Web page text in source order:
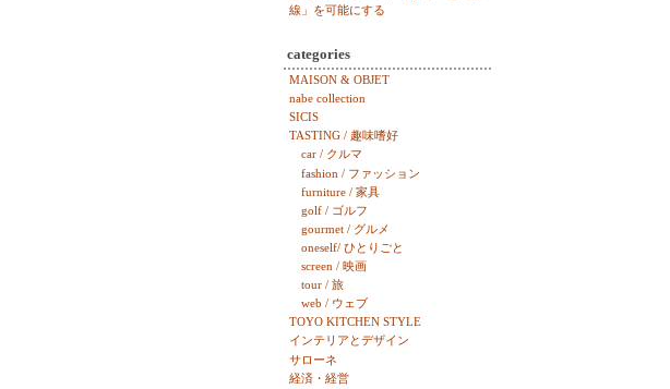
線」を可能にする
categories
MAISON & OBJET
nabe collection
SICIS
TASTING / 趣味嗜好
car / クルマ
fashion / ファッション
furniture / 家具
golf / ゴルフ
gourmet / グルメ
oneself/ ひとりごと
screen / 映画
tour / 旅
web / ウェブ
TOYO KITCHEN STYLE
インテリアとデザイン
サローネ
経済・経営